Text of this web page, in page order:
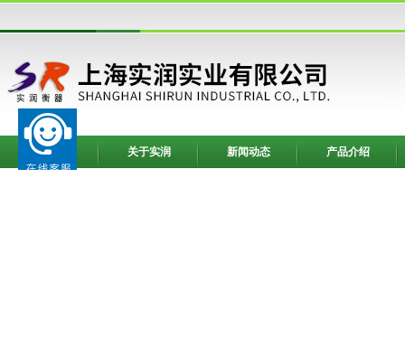
网站首页 关于实润 新闻动态 产品介绍